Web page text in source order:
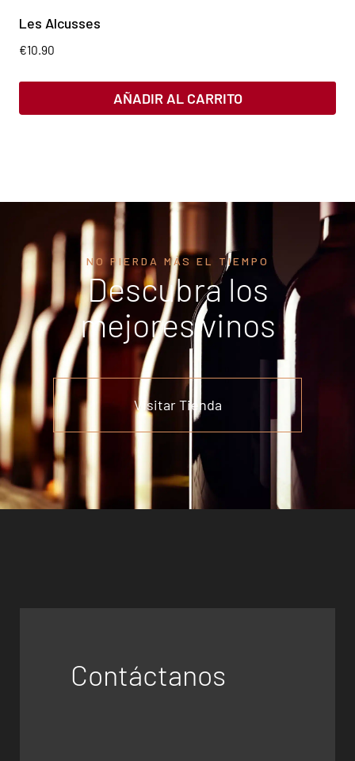
Les Alcusses
€10.90
AÑADIR AL CARRITO
NO PIERDA MÁS EL TIEMPO
Descubra los
mejores vinos
Visitar Tienda
Contáctanos